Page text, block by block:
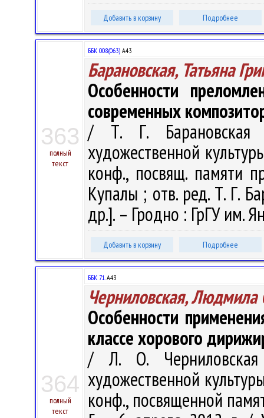
Добавить в корзину Подробнее
363
полный
текст
ББК 008(063) А43
Барановская, Татьяна
Особенности
современных
/ Т. Г. Барановская
художественной
конф., посвящ. памяти
Купалы ; отв. ред. Т. Г.
др.]. – Гродно : ГрГУ им.
Добавить в корзину Подробнее
364
полный
текст
ББК 71.А43
Черниловская, Людмила
Особенности
классе хорового
/ Л. О.
художественной
конф., посвященной